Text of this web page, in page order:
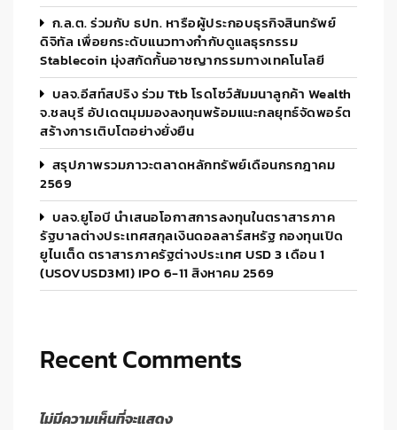
ก.ล.ต. ร่วมกับ ธปท. หารือผู้ประกอบธุรกิจสินทรัพย์
ดิจิทัล เพื่อยกระดับแนวทางกำกับดูแลธุรกรรม
Stablecoin มุ่งสกัดกั้นอาชญากรรมทางเทคโนโลยี
บลจ.อีสท์สปริง ร่วม Ttb โรดโชว์สัมมนาลูกค้า Wealth
จ.ชลบุรี อัปเดตมุมมองลงทุนพร้อมแนะกลยุทธ์จัดพอร์ต
สร้างการเติบโตอย่างยั่งยืน
สรุปภาพรวมภาวะตลาดหลักทรัพย์เดือนกรกฎาคม
2569
บลจ.ยูโอบี นำเสนอโอกาสการลงทุนในตราสารภาค
รัฐบาลต่างประเทศสกุลเงินดอลลาร์สหรัฐ กองทุนเปิด
ยูไนเต็ด ตราสารภาครัฐต่างประเทศ USD 3 เดือน 1
(USOVUSD3M1) IPO 6-11 สิงหาคม 2569
Recent Comments
ไม่มีความเห็นที่จะแสดง